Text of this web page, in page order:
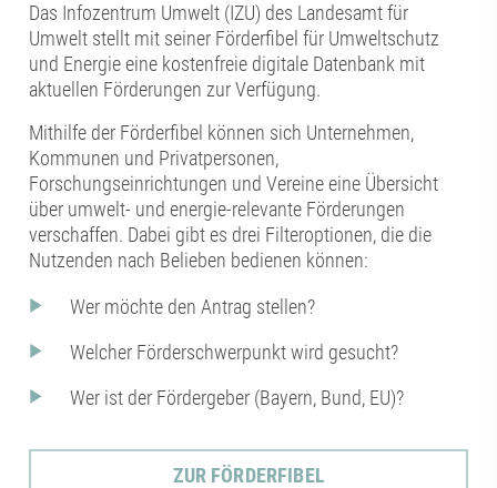
Das Infozentrum Umwelt (IZU) des Landesamt für
Umwelt stellt mit seiner Förderfibel für Umweltschutz
und Energie eine kostenfreie digitale Datenbank mit
aktuellen Förderungen zur Verfügung.
Mithilfe der Förderfibel können sich Unternehmen,
Kommunen und Privatpersonen,
Forschungseinrichtungen und Vereine eine Übersicht
über umwelt- und energie-relevante Förderungen
verschaffen. Dabei gibt es drei Filteroptionen, die die
Nutzenden nach Belieben bedienen können:
Wer möchte den Antrag stellen?
Welcher Förderschwerpunkt wird gesucht?
Wer ist der Fördergeber (Bayern, Bund, EU)?
ZUR FÖRDERFIBEL